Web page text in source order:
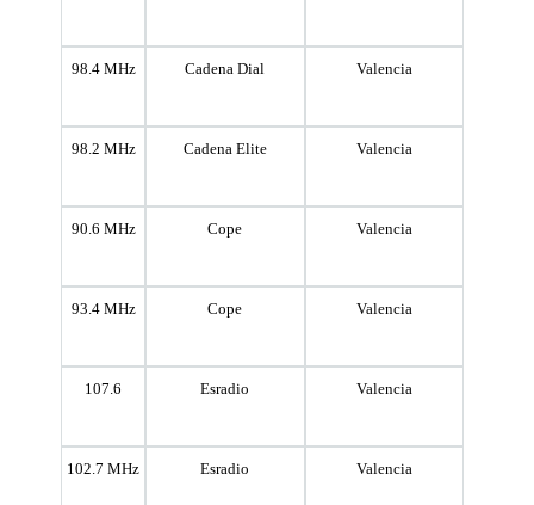
98.4 MHz Cadena Dial Valencia
98.2 MHz Cadena Elite Valencia
90.6 MHz Cope Valencia
93.4 MHz Cope Valencia
107.6 Esradio Valencia
102.7 MHz Esradio Valencia